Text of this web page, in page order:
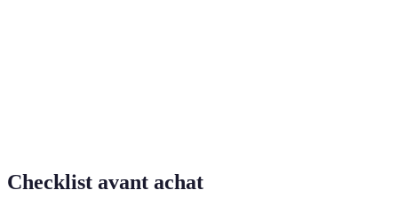
Checklist avant achat